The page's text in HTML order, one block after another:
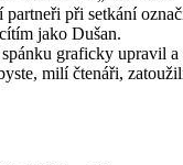
partneři při setkání
jako Dušan.
graficky upravil
milí čtenáři,